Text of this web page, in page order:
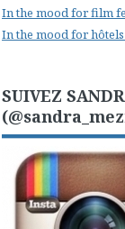
In the mood for film
In the mood for
SUIVEZ